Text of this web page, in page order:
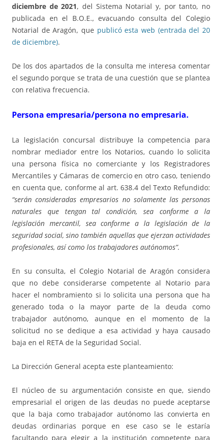
diciembre de 2021, del Sistema Notarial y, por tanto, no
publicada en el B.O.E., evacuando consulta del Colegio
Notarial de Aragón, que publicó esta web (entrada del 20
de diciembre).
De los dos apartados de la consulta me interesa comentar
el segundo porque se trata de una cuestión que se plantea
con relativa frecuencia.
Persona empresaria/persona no empresaria.
La legislación concursal distribuye la competencia para
nombrar mediador entre los Notarios, cuando lo solicita
una persona física no comerciante y los Registradores
Mercantiles y Cámaras de comercio en otro caso, teniendo
en cuenta que, conforme al art. 638.4 del Texto Refundido:
“serán consideradas empresarios no solamente las personas
naturales que tengan tal condición, sea conforme a la
legislación mercantil, sea conforme a la legislación de la
seguridad social, sino también aquellas que ejerzan actividades
profesionales, así como los trabajadores autónomos”.
En su consulta, el Colegio Notarial de Aragón considera
que no debe considerarse competente al Notario para
hacer el nombramiento si lo solicita una persona que ha
generado toda o la mayor parte de la deuda como
trabajador autónomo, aunque en el momento de la
solicitud no se dedique a esa actividad y haya causado
baja en el RETA de la Seguridad Social.
La Dirección General acepta este planteamiento:
El núcleo de su argumentación consiste en que, siendo
empresarial el origen de las deudas no puede aceptarse
que la baja como trabajador autónomo las convierta en
deudas ordinarias porque en ese caso se le estaría
facultando para elegir a la institución competente para